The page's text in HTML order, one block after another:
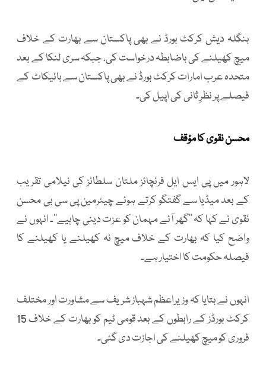
بنگلہ دیش کرکٹ بورڈ نے بھی پاکستان سے بھارت کے خلاف
میچ کھیلنے کی باضابطہ درخواست کی، جبکہ سری لنکا کے بعد
متحدہ عرب امارات کرکٹ بورڈ نے بھی پاکستان سے بائیکاٹ کے
فیصلے پر نظرِ ثانی کی اپیل کی۔
محسن نقوی کا مؤقف
لاہور میں پی ایس ایل فرنچائز ملتان سلطانز کی نیلامی تقریب
کے بعد میڈیا سے گفتگو کرتے ہوئے چیئرمین پی سی بی محسن
نقوی نے کہا کہ ’’گھر آئے مہمان کو عزت دینی چاہیے‘‘۔ انہوں نے
واضح کیا کہ بھارت کے خلاف میچ نہ کھیلنے یا کھیلنے کا
فیصلہ حکومت کا اختیار ہے۔
انہوں نے بتایا کہ وزیراعظم شہباز شریف سے مشاورت اور مختلف
کرکٹ بورڈز کے رابطوں کے بعد قومی ٹیم کو بھارت کے خلاف 15
فروری کو میچ کھیلنے کی اجازت دی گئی۔